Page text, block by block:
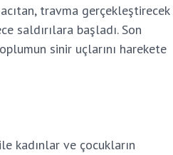
travma gerçekleştirecek
saldırılara başladı. Son
sinir uçlarını harekete
kadınlar ve çocukların